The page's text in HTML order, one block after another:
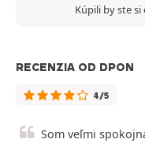
Kúpili by ste
RECENZIA OD DPON
4/5
Som veľmi